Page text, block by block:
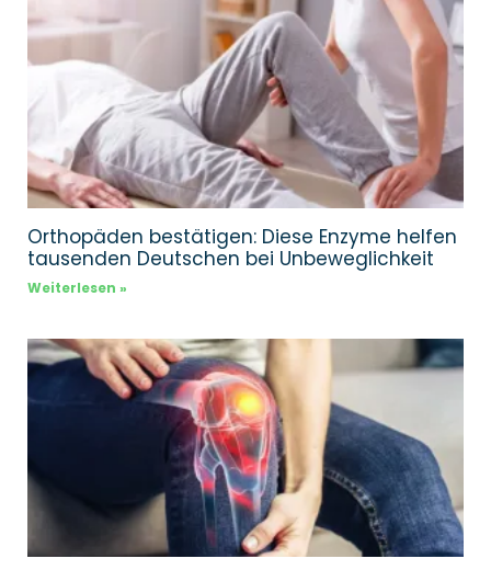
Orthopäden bestätigen: Diese Enzyme helfen
tausenden Deutschen bei Unbeweglichkeit
Weiterlesen »